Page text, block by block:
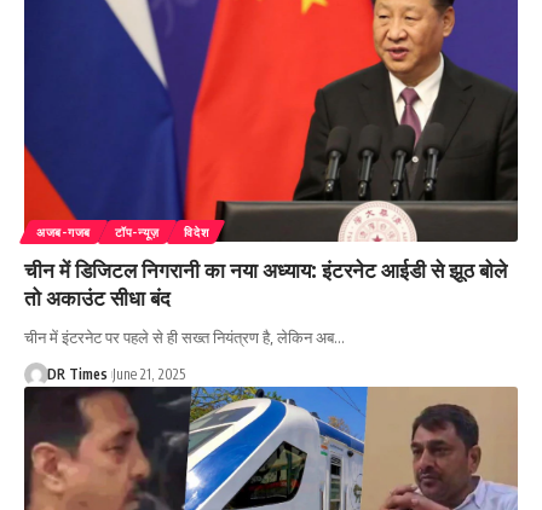
अजब-गजब टॉप-न्यूज़ विदेश
चीन में डिजिटल निगरानी का नया अध्याय: इंटरनेट आईडी से झूठ बोले
तो अकाउंट सीधा बंद
चीन में इंटरनेट पर पहले से ही सख्त नियंत्रण है, लेकिन अब…
DR Times June 21, 2025